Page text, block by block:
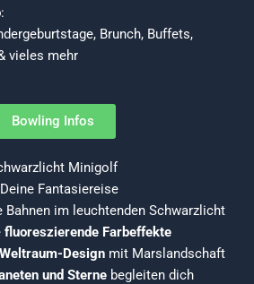
:
Brunch, Buffets,
vieles mehr
Bowling Infos
Minigolf
Fantasiereise
Bahnen im leuchtenden Schwarzlicht
fluoreszierende Farbeffekte
Weltraum-Designmit Marslandschaft
und Sternebegleiten dich